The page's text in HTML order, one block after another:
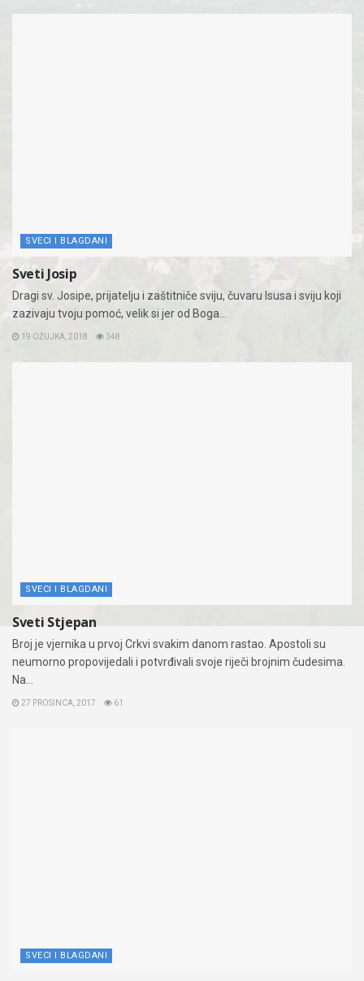
SVECI I BLAGDANI
Sveti Josip
Dragi sv. Josipe, prijatelju i zaštitniče sviju, čuvaru Isusa i sviju koji
zazivaju tvoju pomoć, velik si jer od Boga...
19 OŽUJKA, 2018 348
SVECI I BLAGDANI
Sveti Stjepan
Broj je vjernika u prvoj Crkvi svakim danom rastao. Apostoli su
neumorno propovijedali i potvrđivali svoje riječi brojnim čudesima.
Na...
27 PROSINCA, 2017 61
SVECI I BLAGDANI